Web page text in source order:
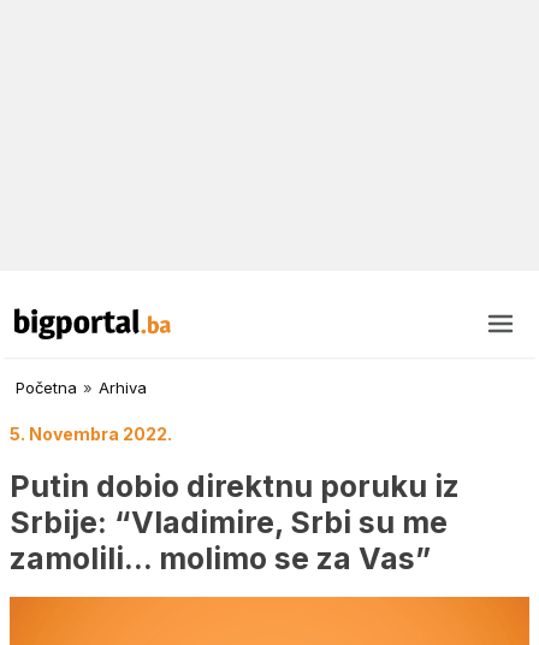
Početna » Arhiva
5. Novembra 2022.
Putin dobio direktnu poruku iz
Srbije: “Vladimire, Srbi su me
zamolili… molimo se za Vas”